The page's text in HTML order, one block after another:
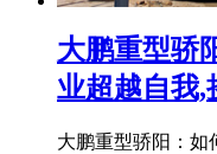
大鹏重型骄
业超越自我,
大鹏重型骄阳：如